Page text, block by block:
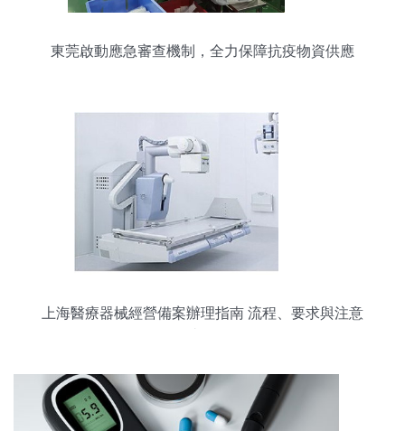
東莞啟動應急審查機制，全力保障抗疫物資供應
上海醫療器械經營備案辦理指南 流程、要求與注意